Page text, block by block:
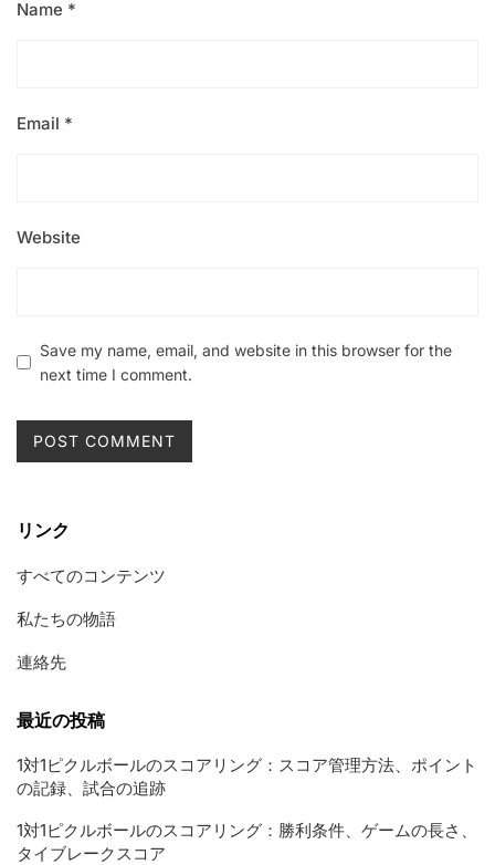
Name *
Email *
Website
Save my name, email, and website in this browser for the
next time I comment.
リンク
すべてのコンテンツ
私たちの物語
連絡先
最近の投稿
1対1ピクルボールのスコアリング：スコア管理方法、ポイント
の記録、試合の追跡
1対1ピクルボールのスコアリング：勝利条件、ゲームの長さ、
タイブレークスコア